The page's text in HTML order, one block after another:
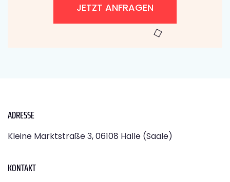
JETZT ANFRAGEN
ADRESSE
Kleine Marktstraße 3, 06108 Halle (Saale)
KONTAKT